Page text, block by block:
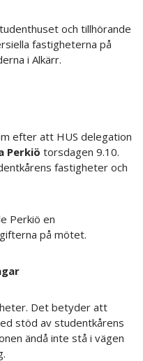
och tillhörande
fastigheterna på
i Alkärr.
efter att HUS delegation
Perkiö torsdagen 9.10.
fastigheter och
Perkiö en
på mötet.
Det betyder att
stöd av studentkårens
ändå inte stå i vägen